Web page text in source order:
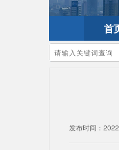
首
您的当前位置：首页>地震频道
发布时间：